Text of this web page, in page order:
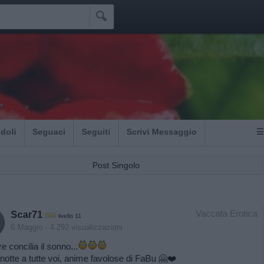

Seguaci Seguiti Scrivi Messaggio ☰
Post Singolo
Vaccata Erotica
Scar71 livello 11
6 Maggio - 4.292 visualizzazioni
concilia il sonno...
a tutte voi, anime favolose di FaBu 🤗❤️